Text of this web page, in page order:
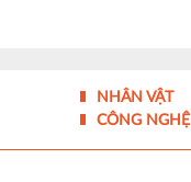
NHÂN VẬT
CÔNG NGHỆ